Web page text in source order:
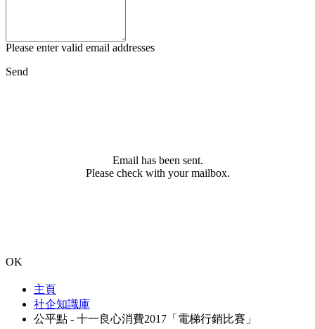
Please enter valid email addresses
Send
Email has been sent.
Please check with your mailbox.
OK
主頁
社企知識庫
公平點 - 十一良心消費2017「電梯行銷比賽」